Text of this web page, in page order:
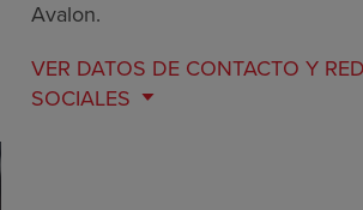
Avalon.
VER DATOS DE CONTACTO Y
SOCIALES